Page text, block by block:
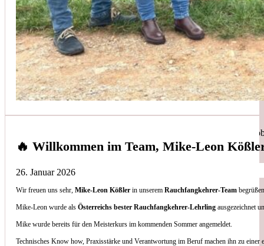
🔥 Willkommen im Team, Mike-Leon
26. Januar 2026
Wir freuen uns sehr,Mike-Leon Kößler in unseremRauchfangkehrer-Team
Mike-Leon wurde alsÖsterreichs bester Rauchfangkehrer-Lehrling ausgezeichnet
Mike wurde bereits für den Meisterkurs im kommenden Sommer angemeldet.
Technisches Know how, Praxisstärke und Verantwortung im Beruf machen ihn zu
Sehr freundlich! Hat alles super geklappt!
Simon Bilek
Anruf, 3 Stunden später war jemand Vorort, Problem
Thomas Gornix
aus unseren Google-Bewertungen